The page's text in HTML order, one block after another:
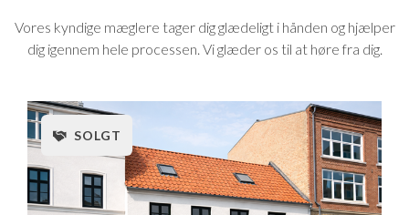
Vores kyndige mæglere tager dig glædeligt i hånden og hjælper
dig igennem hele processen. Vi glæder os til at høre fra dig.
SOLGT